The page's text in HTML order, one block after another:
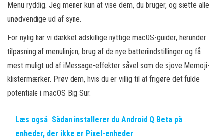
Menu ryddig. Jeg mener kun at vise dem, du bruger, og sætte alle
unødvendige ud af syne.
For nylig har vi dækket adskillige nyttige macOS-guider, herunder
tilpasning af menulinjen, brug af de nye batteriindstillinger og få
mest muligt ud af iMessage-effekter såvel som de sjove Memoji-
klistermærker. Prøv dem, hvis du er villig til at frigøre det fulde
potentiale i macOS Big Sur.
Læs også Sådan installerer du Android Q Beta på
enheder, der ikke er Pixel-enheder